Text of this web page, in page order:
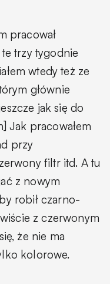
pracował
trzy tygodnie
wtedy też ze
głównie
jak się do
Jak pracowałem
przy
filtr itd. A tu
z nowym
robił czarno-
z czerwonym
że nie ma
kolorowe.